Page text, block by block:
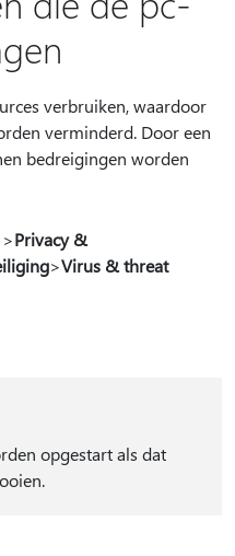
verbruiken, waardoor
verminderd. Door een
bedreigingen worden
>Privacy &
>Virus & threat
opgestart als dat